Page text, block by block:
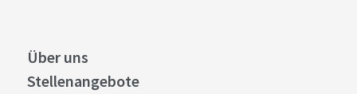
Über uns
Stellenangebote